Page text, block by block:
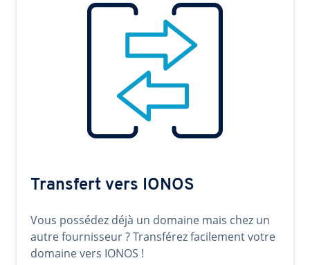
Transfert vers IONOS
Vous possédez déjà un domaine mais chez un
autre fournisseur ? Transférez facilement votre
domaine vers IONOS !